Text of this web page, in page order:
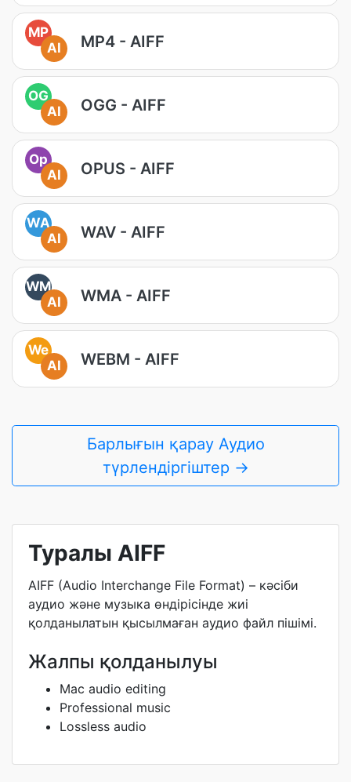
MP
AI
MP4 - AIFF
OG
AI
OGG - AIFF
Op
AI
OPUS - AIFF
WA
AI
WAV - AIFF
WM
AI
WMA - AIFF
We
AI
WEBM - AIFF
Барлығын қарау Аудио
түрлендіргіштер →
Туралы AIFF
AIFF (Audio Interchange File Format) – кәсіби
аудио және музыка өндірісінде жиі
қолданылатын қысылмаған аудио файл пішімі.
Жалпы қолданылуы
Mac audio editing
Professional music
Lossless audio